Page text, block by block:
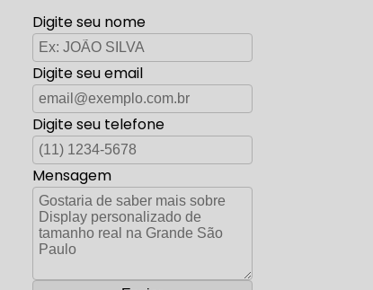
Digite seu nome
Digite seu email
Digite seu telefone
Mensagem